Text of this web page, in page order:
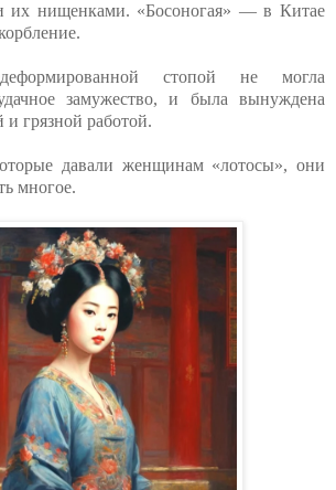
их нищенками. «Босоногая» — в Китае
стопой не могла
замужество, и была вынуждена
и грязной работой.
давали женщинам «лотосы», они
многое.